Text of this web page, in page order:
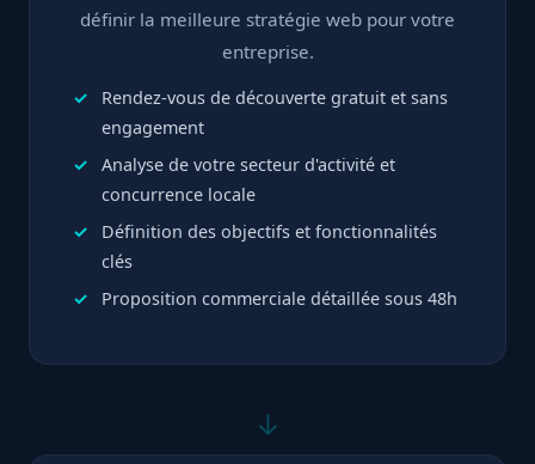
définir la meilleure stratégie web pour votre
entreprise.
Rendez-vous de découverte gratuit et sans
engagement
Analyse de votre secteur d'activité et
concurrence locale
Définition des objectifs et fonctionnalités
clés
Proposition commerciale détaillée sous 48h
↓